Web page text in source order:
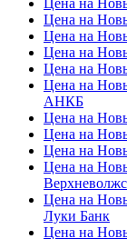
Цена на
Цена на
Цена на
Цена на
Цена на
Цена на
АНКБ
Цена на
Цена на
Цена на
Цена на
Цена на
Луки Банк
Цена на